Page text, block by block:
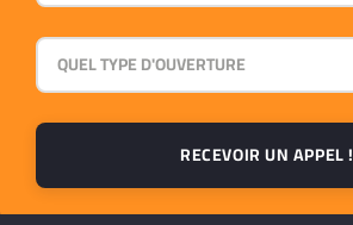
RECEVOIR UN APPEL !